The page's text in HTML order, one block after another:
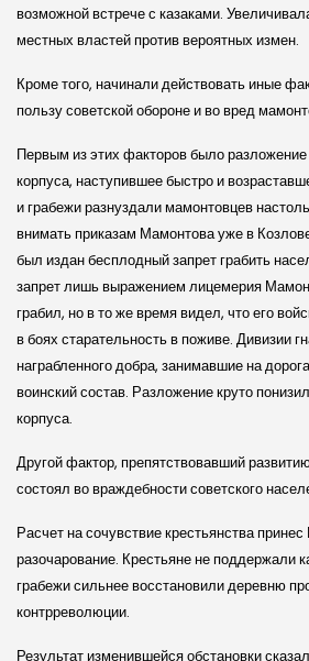
возможной встрече с казаками.
местных властей против вероятных измен.
Кроме того, начинали действовать иные
пользу советской обороне и во вред
Первым из этих факторов было разложение
корпуса, наступившее быстро и
и грабежи разнуздали мамонтовцев
внимать приказам Мамонтова уже в
был издан бесплодный запрет грабить
запрет лишь выражением лицемерия
грабил, но в то же время видел, что его
в боях старательность в поживе. Дивизии
награбленного добра, занимавшие на
воинский состав. Разложение круто
корпуса.
Другой фактор, препятствовавший
состоял во враждебности советского
Расчет на сочувствие крестьянства
разочарование. Крестьяне не поддержали
грабежи сильнее восстановили деревню
контрреволюции.
Результат изменившейся обстановки